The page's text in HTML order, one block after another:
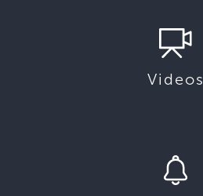
Videos